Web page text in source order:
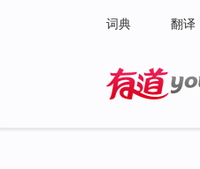
词典 翻译